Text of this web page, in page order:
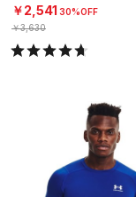
￥2,541 30%OFF
￥3,630